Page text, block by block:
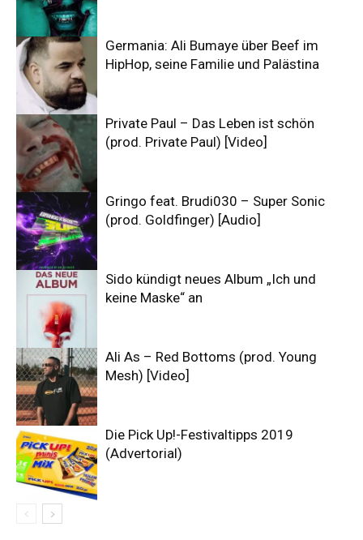
Germania: Ali Bumaye über Beef im
HipHop, seine Familie und Palästina
Private Paul – Das Leben ist schön
(prod. Private Paul) [Video]
Gringo feat. Brudi030 – Super Sonic
(prod. Goldfinger) [Audio]
Sido kündigt neues Album „Ich und
keine Maske“ an
Ali As – Red Bottoms (prod. Young
Mesh) [Video]
Die Pick Up!-Festivaltipps 2019
(Advertorial)